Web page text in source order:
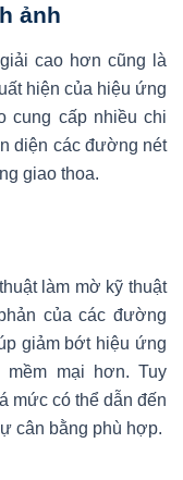
ảnh
cao hơn cũng là
hiện của hiệu ứng
cung cấp nhiều chi
diện các đường nét
giao thoa.
làm mờ kỹ thuật
của các đường
giảm bớt hiệu ứng
mềm mại hơn. Tuy
mức có thể dẫn đến
cân bằng phù hợp.